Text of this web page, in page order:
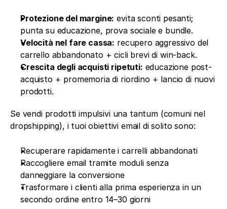
Protezione del margine: evita sconti pesanti;
punta su educazione, prova sociale e bundle.
Velocità nel fare cassa: recupero aggressivo del
carrello abbandonato + cicli brevi di win-back.
Crescita degli acquisti ripetuti: educazione post-
acquisto + promemoria di riordino + lancio di nuovi
prodotti.
Se vendi prodotti impulsivi una tantum (comuni nel
dropshipping), i tuoi obiettivi email di solito sono:
Recuperare rapidamente i carrelli abbandonati
Raccogliere email tramite moduli senza
danneggiare la conversione
Trasformare i clienti alla prima esperienza in un
secondo ordine entro 14–30 giorni